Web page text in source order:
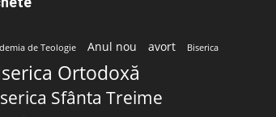
de Teologie Anul nou avort Biserica
Ortodoxă
Sfânta Treime